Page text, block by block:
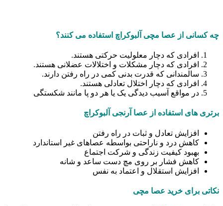
چه کسانی از عصا مچی آلبوکراچ استفاده می کنند؟
افرادی که دچار معلولیت حرکتی هستند.
افرادی که دچار مشکلات و اختلالات عضلانی هستند.
سالمندانی که قدرت بدنی کمی در راه رفتن دارند.
افرادی که دچار اختلال تعادلی هستند.
در مواقع آسیب دیدگی یک یا هر دو پا مانند شکستگی
برتری های استفاده از عصا آرنجی آلبوکراچ
افزایش تعادل و ثبات در راه رفتن
کاهش درد و ناراحتی بواسطه عصاهای غیر استاندارد
بهبود کیفیت زندگی و شرکت اجتماع
کاهش فشار بر روی مچ دست ساعد و شانه
افزایش استقلال و اعتماد به نفس
نکاتی برای خرید عصا مچی